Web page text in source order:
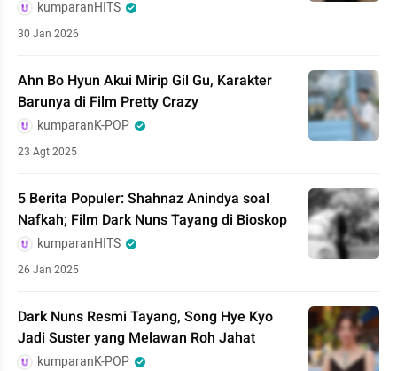
kumparanHITS
30 Jan 2026
Ahn Bo Hyun Akui Mirip Gil Gu, Karakter
Barunya di Film Pretty Crazy
kumparanK-POP
23 Agt 2025
5 Berita Populer: Shahnaz Anindya soal
Nafkah; Film Dark Nuns Tayang di Bioskop
kumparanHITS
26 Jan 2025
Dark Nuns Resmi Tayang, Song Hye Kyo
Jadi Suster yang Melawan Roh Jahat
kumparanK-POP